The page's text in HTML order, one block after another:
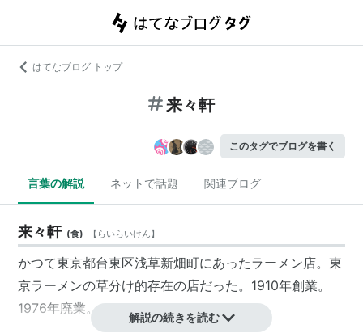
はてなブログ トップ
来々軒
このタグでブログを書く
言葉の解説 ネットで話題 関連ブログ
来々軒 (食) 【 らいらいけん】
かつて東京都台東区浅草新畑町にあったラーメン店。東
京ラーメンの草分け的存在の店だった。1910年創業。
1976年廃業。
解説の続きを読む